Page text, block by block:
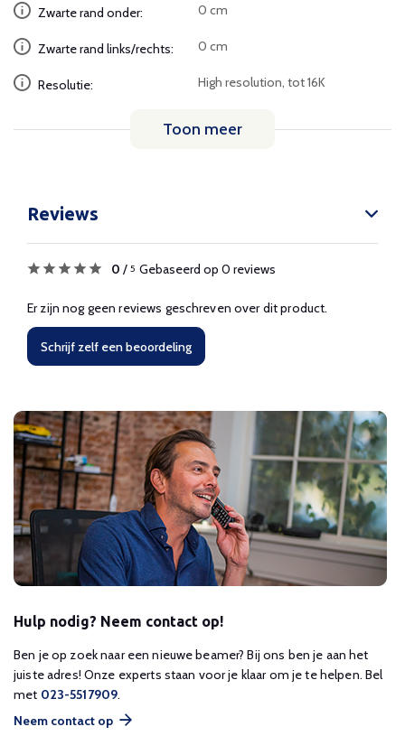
Zwarte rand onder: 0 cm
Zwarte rand links/rechts: 0 cm
Resolutie: High resolution, tot 16K
Toon meer
Reviews
0 / 5 Gebaseerd op 0 reviews
Er zijn nog geen reviews geschreven over dit product.
Schrijf zelf een beoordeling
Hulp nodig? Neem contact op!
Ben je op zoek naar een nieuwe beamer? Bij ons ben je aan het
juiste adres! Onze experts staan voor je klaar om je te helpen. Bel
met 023-5517909.
Neem contact op